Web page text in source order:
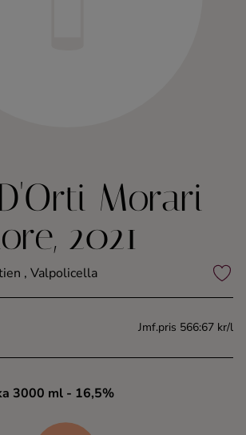
Morari
2021
, Valpolicella
Jmf.pris 566:67 kr/l
3000 ml - 16,5%